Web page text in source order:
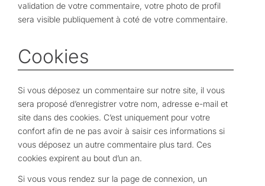
validation de votre commentaire, votre photo de profil
sera visible publiquement à coté de votre commentaire.
Cookies
Si vous déposez un commentaire sur notre site, il vous
sera proposé d’enregistrer votre nom, adresse e-mail et
site dans des cookies. C’est uniquement pour votre
confort afin de ne pas avoir à saisir ces informations si
vous déposez un autre commentaire plus tard. Ces
cookies expirent au bout d’un an.
Si vous vous rendez sur la page de connexion, un